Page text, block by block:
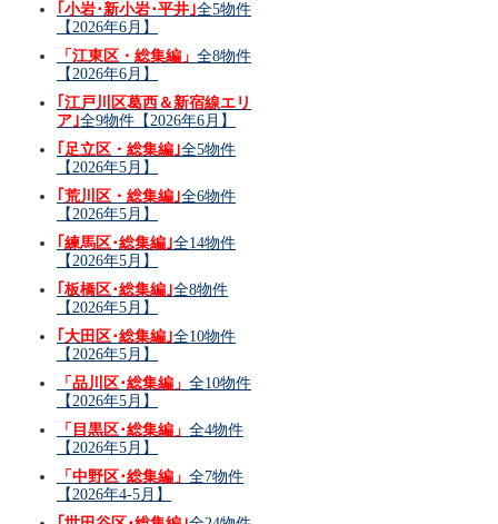
｢小岩･新小岩･平井｣全5物件
【2026年6月】
「江東区・総集編」 全8物件
【2026年6月】
｢江戸川区葛西＆新宿線エリ
ア｣全9物件【2026年6月】
｢足立区・総集編｣全5物件
【2026年5月】
｢荒川区・総集編｣全6物件
【2026年5月】
｢練馬区･総集編｣全14物件
【2026年5月】
｢板橋区･総集編｣全8物件
【2026年5月】
｢大田区･総集編｣全10物件
【2026年5月】
「品川区･総集編」 全10物件
【2026年5月】
「目黒区･総集編」 全4物件
【2026年5月】
「中野区･総集編」 全7物件
【2026年4-5月】